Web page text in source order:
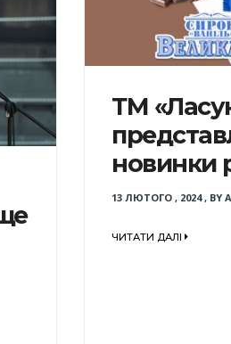
ТМ
новинки
13 ЛЮТОГО , 2024, BY
ЧИТАТИ ДАЛІ